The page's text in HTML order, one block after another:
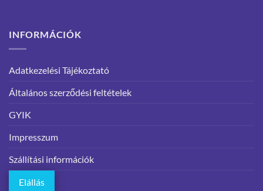
INFORMÁCIÓK
Adatkezelési Tájékoztató
Általános szerződési feltételek
GYIK
Impresszum
Szállítási információk
Elállás